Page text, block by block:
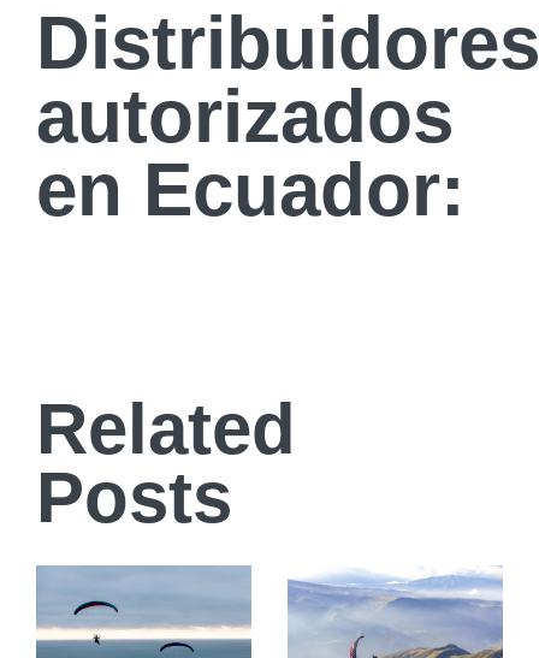
Distribuidores
autorizados
en Ecuador:
Related
Posts